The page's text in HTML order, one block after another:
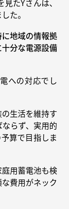
た。
地域の情報拠
分な電源設備
への対応でし
生活を維持す
らず、実用的
算で目指しま
用蓄電池も検
費用がネック